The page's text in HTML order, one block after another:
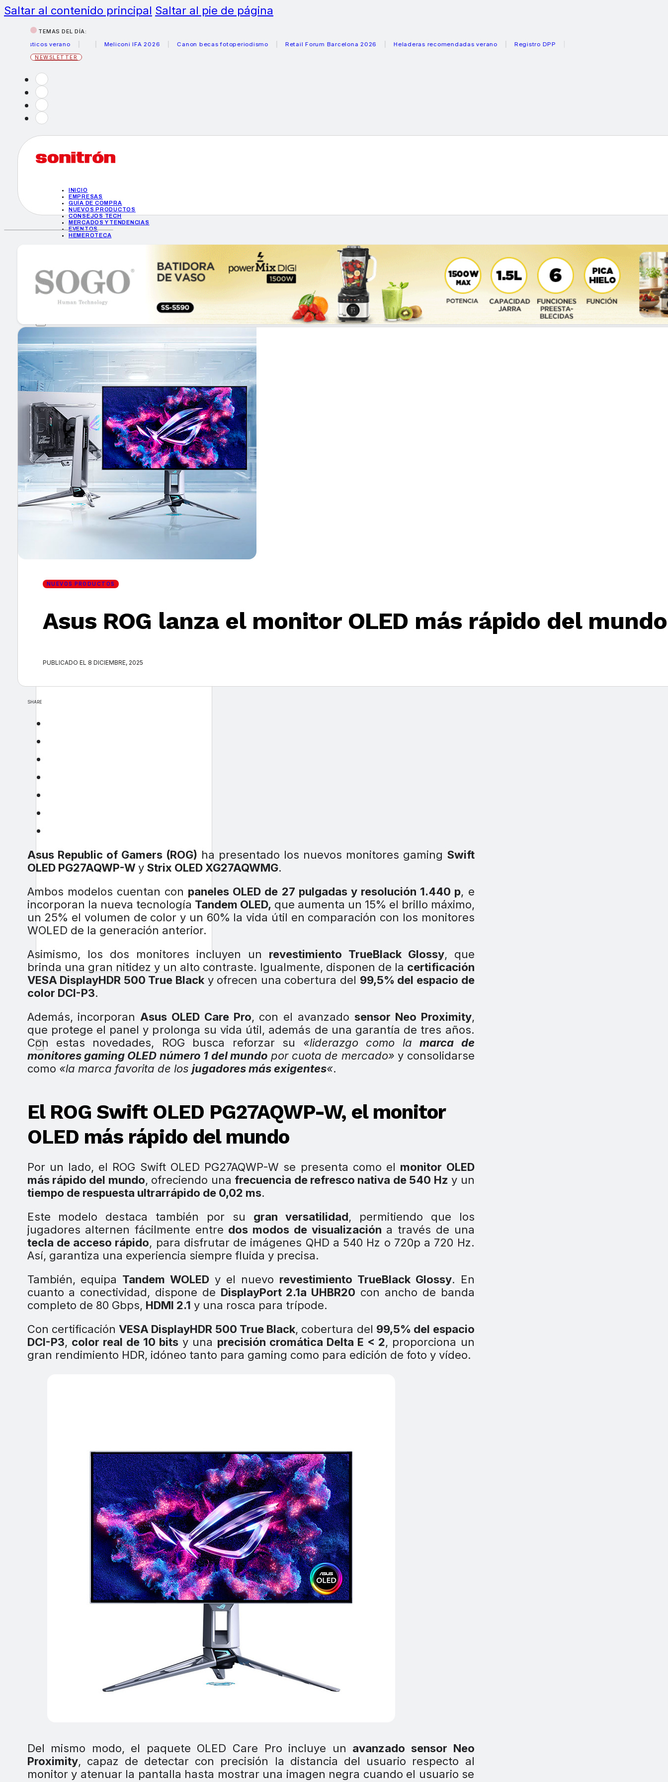
Saltar al contenido principal Saltar al pie de página
TEMAS DEL DÍA:
verano
Meliconi IFA 2026 Canon becas fotoperiodismo Retail Forum Barcelona 2026 Heladeras recomendadas verano Registro DPP
NEWSLETTER
INICIO
EMPRESAS
GUÍA DE COMPRA
NUEVOS PRODUCTOS
CONSEJOS TECH
MERCADOS Y TENDENCIAS
EVENTOS
HEMEROTECA
GUÍA DE COMPRA
NUEVOS PRODUCTOS
CONSEJOS TECH
MERCADOS Y TENDENCIAS
HEMEROTECA
Encuentra tu noticia
Buscar
NUEVOS PRODUCTOS
Asus ROG lanza el monitor OLED más rápido del mundo
PUBLICADO EL 8 DICIEMBRE, 2025
SHARE
Asus Republic of Gamers (ROG) ha presentado los nuevos monitores gaming Swift
OLED PG27AQWP-Wy Strix OLED XG27AQWMG.
Ambos modelos cuentan con paneles OLED de 27 pulgadas y resolución 1.440 p, e
incorporan la nueva tecnología Tandem OLED, que aumenta un 15% el brillo máximo,
un 25% el volumen de color y un 60% la vida útil en comparación con los monitores
WOLED de la generación anterior.
Asimismo, los dos monitores incluyen un revestimiento TrueBlack Glossy, que
brinda una gran nitidez y un alto contraste. Igualmente, disponen de la certificación
VESA DisplayHDR 500 True Blacky ofrecen una cobertura del 99,5% del espacio de
color DCI-P3.
Además, incorporanAsus OLED Care Pro, con el avanzado sensor Neo Proximity,
que protege el panel y prolonga su vida útil, además de una garantía de tres años.
Con estas novedades, ROG busca reforzar su «liderazgo como lamarca de
monitores gaming OLED número 1 del mundo por cuota de mercado» y consolidarse
como «la marca favorita de los jugadores más exigentes«.
El ROG Swift OLED PG27AQWP-W, el monitor
OLED más rápido del mundo
Por un lado, el ROG Swift OLED PG27AQWP-W se presenta como el monitor OLED
más rápido del mundo, ofreciendo una frecuencia de refresco nativa de 540 Hz y un
tiempo de respuesta ultrarrápido de 0,02 ms.
Este modelo destaca también por su gran versatilidad, permitiendo que los
jugadores alternen fácilmente entre dos modos de visualización a través de una
tecla de acceso rápido, para disfrutar de imágenes QHD a 540 Hz o 720p a 720 Hz.
Así, garantiza una experiencia siempre fluida y precisa.
También, equipa Tandem WOLED y el nuevo revestimiento TrueBlack Glossy. En
cuanto a conectividad, dispone de DisplayPort 2.1a UHBR20 con ancho de banda
completo de 80 Gbps, HDMI 2.1 y una rosca para trípode.
Con certificaciónVESA DisplayHDR 500 True Black, cobertura del 99,5% del espacio
DCI-P3, color real de 10 bits y una precisión cromática Delta E < 2, proporciona un
gran rendimiento HDR, idóneo tanto para gaming como para edición de foto y vídeo.
Del mismo modo, el paquete OLED Care Pro incluye un avanzado sensor Neo
Proximity, capaz de detectar con precisión la distancia del usuario respecto al
monitor y atenuar la pantalla hasta mostrar una imagen negra cuando el usuario se